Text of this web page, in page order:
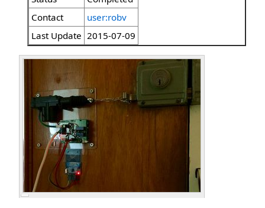
Contact
user:robv
Last Update 2015-07-09